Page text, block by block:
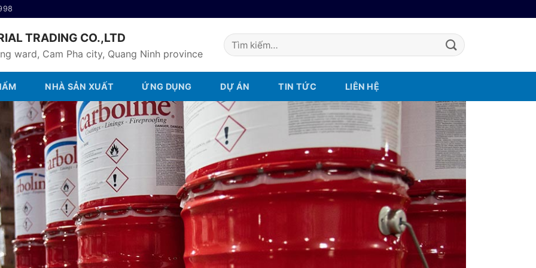
TRADING CO.,LTD
ward, Cam Pha city, Quang Ninh province
Tìm
kiếm:
NHÀ SẢN XUẤT ỨNG DỤNG DỰ ÁN TIN TỨC LIÊN HỆ